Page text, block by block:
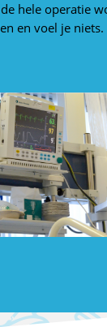
hele operatie
en voel je niets.